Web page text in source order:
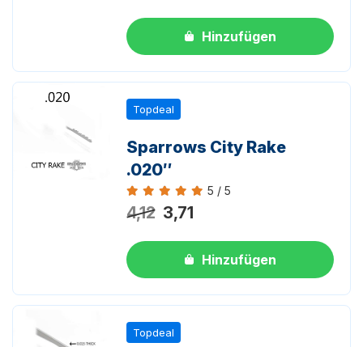
Hinzufügen
Topdeal
Sparrows City Rake
.020″
Bewertung 5 von 5
5 / 5
4,12 3,71
Hinzufügen
Topdeal